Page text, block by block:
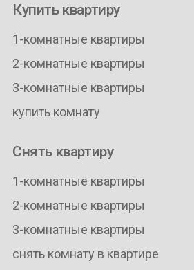
Купить квартиру
1-комнатные квартиры
2-комнатные квартиры
3-комнатные квартиры
купить комнату
Снять квартиру
1-комнатные квартиры
2-комнатные квартиры
3-комнатные квартиры
снять комнату в квартире